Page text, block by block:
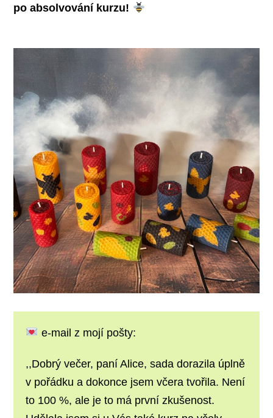
po absolvování kurzu!
e-mail z mojí pošty:
,,Dobrý večer, paní Alice, sada dorazila úplně
v pořádku a dokonce jsem včera tvořila. Není
to 100 %, ale je to má první zkušenost.